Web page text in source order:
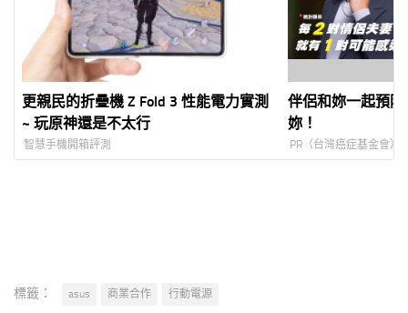
更親民的折疊機 Z Fold 3 性能電力實測
~ 玩原神還是不太行
智慧手機開箱評測
伴侶和妳一起預
妳！
PR（台灣癌症基金會）
標籤： asus 商業合作 行動電源